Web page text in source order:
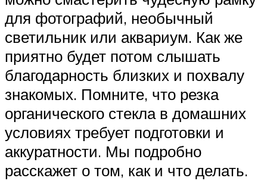
для фотографий, необычный
светильник или аквариум. Как же
приятно будет потом слышать
благодарность близких и похвалу
знакомых. Помните, что резка
органического стекла в домашних
условиях требует подготовки и
аккуратности. Мы подробно
расскажет о том, как и что делать.